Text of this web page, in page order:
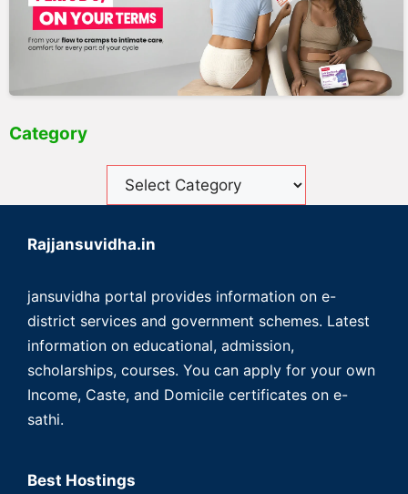
Category
Rajjansuvidha.in
jansuvidha portal provides information on e-
district services and government schemes. Latest
information on educational, admission,
scholarships, courses. You can apply for your own
Income, Caste, and Domicile certificates on e-
sathi.
Best Hostings